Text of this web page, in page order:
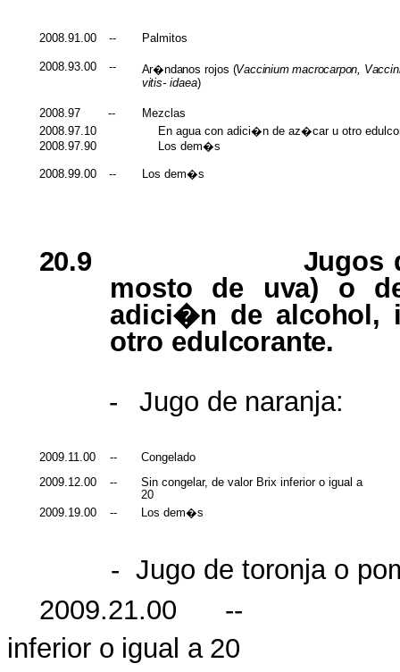
2008.91.00 -- Palmitos
2008.93.00 -- Ar�ndanos rojos (Vaccinium macrocarpon,
vitis- idaea)
2008.97 --
Mezclas
2008.97.10
En aguacon adici�nde az�caru otro
2008.97.90
Los dem�s
2008.99.00 -- Los dem�s
20.9 Jugos
mosto
de uva) o
adici�n de alcohol,
otro edulcorante.
-
Jugo de naranja:
2009.11.00 --
Congelado
2009.12.00
-- Sin congelar, de valor Brix inferior o igual a
20
2009.19.00
-- Los dem�s
- Jugo de toronjao
2009.21.00 --
inferior o igual a 20